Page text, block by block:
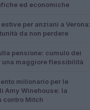
ed economiche
per anziani a Verona:
da non perdere
pensione: cumulo dei
una maggiore flessibilità
milionario per le
Amy Winehouse: la
contro Mitch